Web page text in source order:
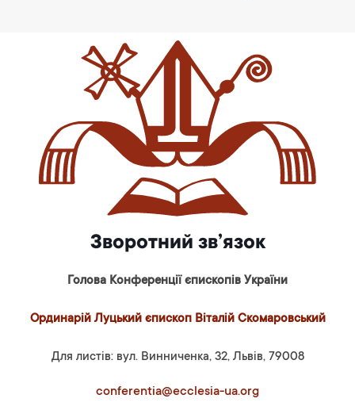
Зворотний зв’язок
Голова Конференції єпископів України
Ординарій Луцький єпископ Віталій Скомаровський
Для листів: вул. Винниченка, 32, Львів, 79008
conferentia@ecclesia-ua.org